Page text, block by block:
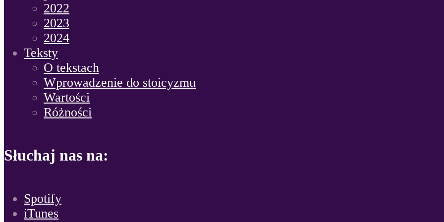
2022
2023
2024
Teksty
O tekstach
Wprowadzenie do stoicyzmu
Wartości
Różności
Słuchaj nas na:
Spotify
iTunes